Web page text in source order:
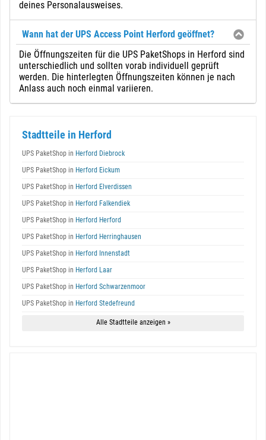
deines Personalausweises.
Wann hat der UPS Access Point Herford geöffnet?
Die Öffnungszeiten für die UPS PaketShops in Herford sind
unterschiedlich und sollten vorab individuell geprüft
werden. Die hinterlegten Öffnungszeiten können je nach
Anlass auch noch einmal variieren.
Stadtteile in Herford
UPS PaketShop in Herford Diebrock
UPS PaketShop in Herford Eickum
UPS PaketShop in Herford Elverdissen
UPS PaketShop in Herford Falkendiek
UPS PaketShop in Herford Herford
UPS PaketShop in Herford Herringhausen
UPS PaketShop in Herford Innenstadt
UPS PaketShop in Herford Laar
UPS PaketShop in Herford Schwarzenmoor
UPS PaketShop in Herford Stedefreund
Alle Stadtteile anzeigen »